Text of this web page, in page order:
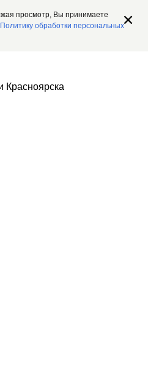
просмотр, Вы принимаете
Политику обработки персональных
Красноярска